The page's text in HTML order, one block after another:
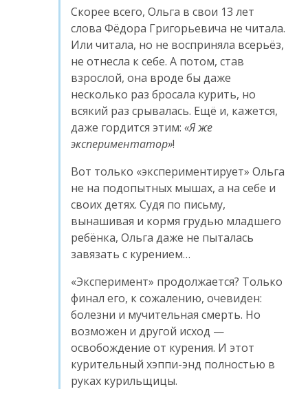
Скорее всего, Ольга в свои 13 лет
слова Фёдора Григорьевича не читала.
Или читала, но не восприняла всерьёз,
не отнесла к себе. А потом, став
взрослой, она вроде бы даже
несколько раз бросала курить, но
всякий раз срывалась. Ещё и, кажется,
даже гордится этим: Я же
экспериментатор !
Вот только «экспериментирует» Ольга
не на подопытных мышах, а на себе и
своих детях. Судя по письму,
вынашивая и кормя грудью младшего
ребёнка, Ольга даже не пыталась
завязать с курением…
«Эксперимент» продолжается? Только
финал его, к сожалению, очевиден:
болезни и мучительная смерть. Но
возможен и другой исход —
освобождение от курения. И этот
курительный хэппи-энд полностью в
руках курильщицы.